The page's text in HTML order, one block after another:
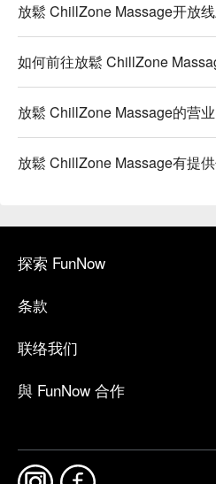
放鬆 ChillZone Massage开放
如何前往放鬆 ChillZone
放鬆 ChillZone Massage的营
放鬆 ChillZone Massage有提
探索 FunNow
条款
联络我们
與 FunNow 合作